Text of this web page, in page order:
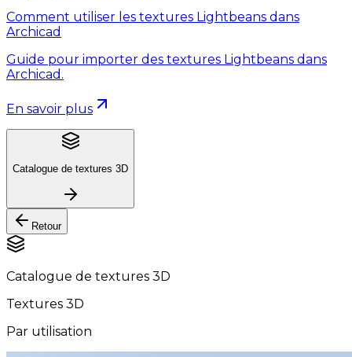
Comment utiliser les textures Lightbeans dans
Archicad
Guide pour importer des textures Lightbeans dans
Archicad.
En savoir plus
Catalogue de textures 3D
Retour
Catalogue de textures 3D
Textures 3D
Par utilisation